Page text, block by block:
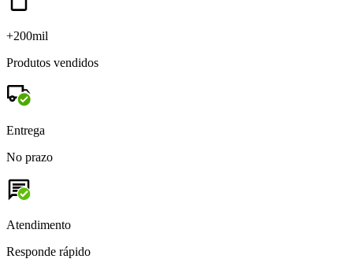
+200mil
Produtos vendidos
Entrega
No prazo
Atendimento
Responde rápido